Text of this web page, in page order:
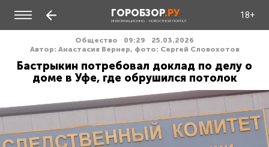
ГОРОБЗОР.РУ
ИНФОРМАЦИОННО - НОВОСТНОЙ ПОРТАЛ
18+
Общество 09:29
25.03.2026
Автор: Анастасия Вернер, фото: Сергей Словохотов
Бастрыкин потребовал доклад по делу о
доме в Уфе, где обрушился потолок